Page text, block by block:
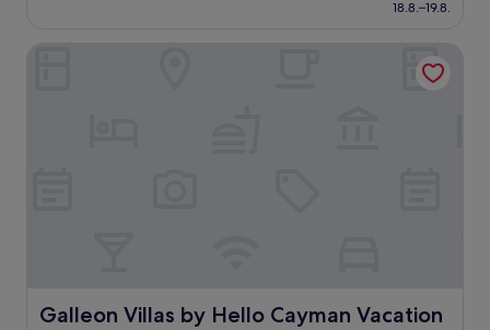
18.8.–19.8.
Galleon Villas by Hello Cayman Vacation
Galleon Villas by Hello Cayman Vacation